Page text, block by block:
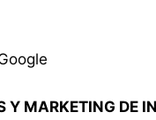
Y MARKETING DE